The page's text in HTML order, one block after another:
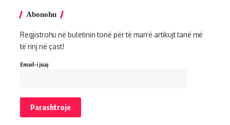
Abonohu
Regjistrohu në buletinin tonë për të marrë artikujt tanë më
të rinj në çast!
Email-i juaj